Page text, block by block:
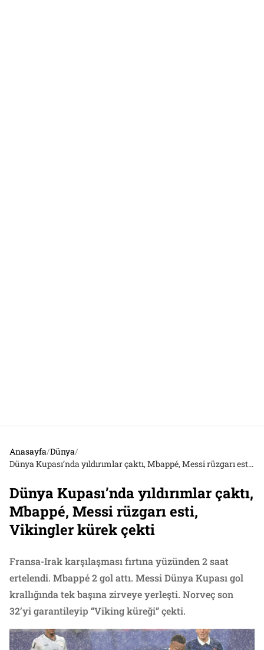
Anasayfa/Dünya/
Dünya Kupası’nda yıldırımlar çaktı, Mbappé, Messi rüzgarı esti, Vikingler kürek çekti
Dünya Kupası’nda yıldırımlar çaktı,
Mbappé, Messi rüzgarı esti,
Vikingler kürek çekti
Fransa-Irak karşılaşması fırtına yüzünden 2 saat
ertelendi. Mbappé 2 gol attı. Messi Dünya Kupası gol
krallığında tek başına zirveye yerleşti. Norveç son
32’yi garantileyip “Viking küreği” çekti.